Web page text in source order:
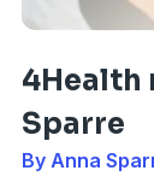
4Health
Sparre
By Anna